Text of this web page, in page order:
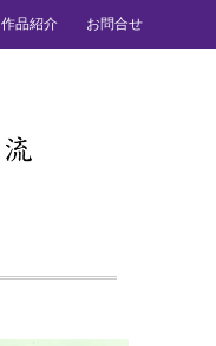
作品紹介 お問合せ